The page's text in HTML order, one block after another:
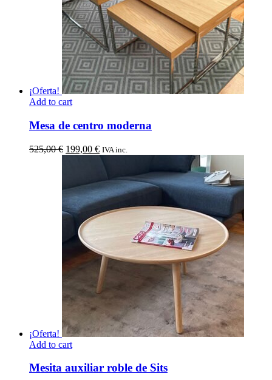
¡Oferta!
Add to cart
Mesa de centro moderna
525,00€ El
525,00 €.
199,00 €El
precio
actual
es:
199,00 €.
IVA inc.
¡Oferta!
Add to cart
Mesita auxiliar roble de Sits